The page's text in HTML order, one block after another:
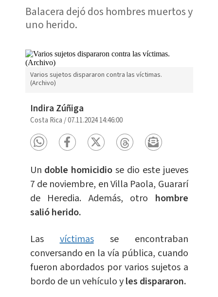
Balacera dejó dos hombres muertos y
uno herido.
Varios sujetos dispararon contra las víctimas.
(Archivo)
Indira Zúñiga
Costa Rica /07.11.2024 14:46:00
Un doble homicidio se dio este jueves
7 de noviembre, en Villa Paola, Guararí
de Heredia. Además, otro hombre
salió herido.
Las víctimas
se encontraban
conversando en la vía pública, cuando
fueron abordados por varios sujetos a
bordo de un vehículo yles dispararon.